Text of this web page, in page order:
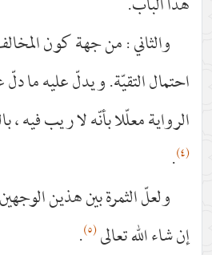
والثاني : من جهة كون
احتمال التقيّة. ويدلّ عليه ما
الرواية معلّلا بأنّه لا ريب فيه ،
(٤) .
ولعلّ الثمرة بين هذين
إن شاء الله تعالى(٥) .